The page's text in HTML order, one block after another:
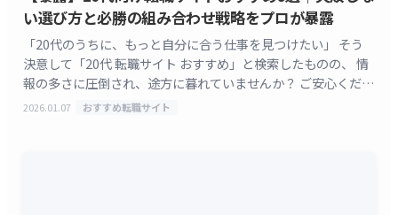
い選び方と必勝の組み合わせ戦略をプロが暴露
「20代のうちに、もっと自分に合う仕事を見つけたい」 そう
決意して「20代 転職サイト おすすめ」と検索したものの、 情
報の多さに圧倒され、途方に暮れていませんか？ ご安心くださ
い。この記事は、単におすすめサイトを並べた [&hellip;]
2026.01.07 おすすめ転職サイト